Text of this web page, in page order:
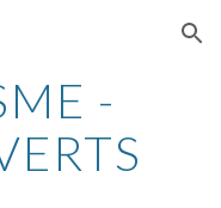
Skip to navigation
-